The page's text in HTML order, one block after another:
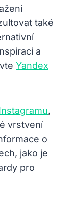
také
a
Yandex
,
vrstvení
o
jako je
pro